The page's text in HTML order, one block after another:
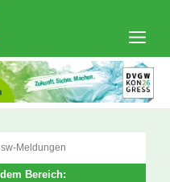
sw-Meldungen
Bereich: